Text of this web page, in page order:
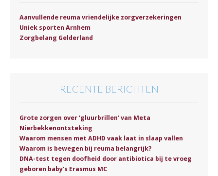
Aanvullende reuma vriendelijke zorgverzekeringen
Uniek sporten Arnhem
Zorgbelang Gelderland
RECENTE BERICHTEN
Grote zorgen over ‘gluurbrillen’ van Meta
Nierbekkenontsteking
Waarom mensen met ADHD vaak laat in slaap vallen
Waarom is bewegen bij reuma belangrijk?
DNA-test tegen doofheid door antibiotica bij te vroeg
geboren baby’s Erasmus MC